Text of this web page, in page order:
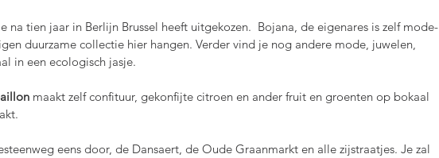
na tien jaar in Berlijn Brussel heeft uitgekozen.  Bojana, de eigenares is zelf mode-
duurzame collectie hier hangen. Verder vind je nog andere mode, juwelen,
in een ecologisch jasje.
maakt zelf confituur, gekonfijte citroen en ander fruit en groenten op bokaal
eens door, de Dansaert, de Oude Graanmarkt en alle zijstraatjes. Je zal